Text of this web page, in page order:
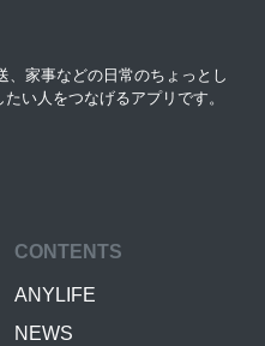
家事などの日常のちょっとし
い人をつなげるアプリです。
CONTENTS
ANYLIFE
NEWS